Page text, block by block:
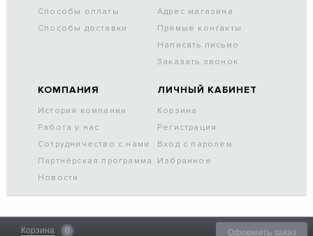
Способы оплаты
Способы доставки
Адрес магазина
Прямые контакты
Написать письмо
Заказать звонок
КОМПАНИЯ
История компании
Работа у нас
Сотрудничество с нами
Партнёрская программа
Новости
ЛИЧНЫЙ КАБИНЕТ
Корзина
Регистрация
Вход с паролем
Избранное
Корзина 0 Оформить заказ